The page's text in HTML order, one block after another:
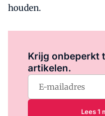
houden.
Krijg onbeperkt
artikelen.
Lees 1